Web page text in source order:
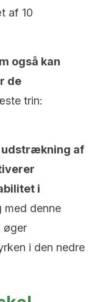
af 10
også kan
de
trin:
udstrækning af
i
med denne
øger
i den nedre